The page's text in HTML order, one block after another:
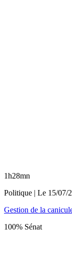
1h28mn
Politique | Le 15/07/
Gestion de la
100% Sénat